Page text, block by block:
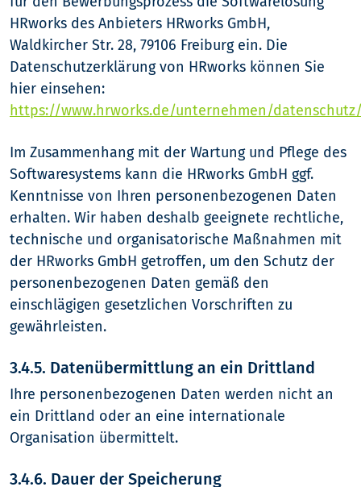
HRworks des Anbieters HRworks GmbH,
Waldkircher Str. 28, 79106 Freiburg ein. Die
Datenschutzerklärung von HRworks können Sie
hier einsehen:
https://www.hrworks.de/unternehmen/
Im Zusammenhang mit der Wartung und Pflege des
Softwaresystems kann die HRworks GmbH ggf.
Kenntnisse von Ihren personenbezogenen Daten
erhalten. Wir haben deshalb geeignete rechtliche,
technische und organisatorische Maßnahmen mit
der HRworks GmbH getroffen, um den Schutz der
personenbezogenen Daten gemäß den
einschlägigen gesetzlichen Vorschriften zu
gewährleisten.
3.4.5. Datenübermittlung an ein Drittland
Ihre personenbezogenen Daten werden nicht an
ein Drittland oder an eine internationale
Organisation übermittelt.
3.4.6. Dauer der Speicherung